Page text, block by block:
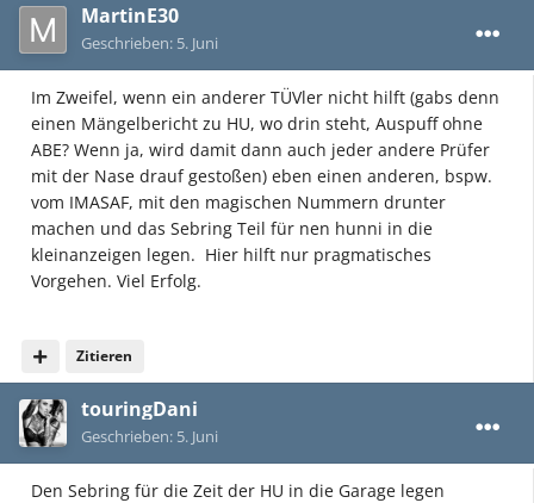
MartinE30
Geschrieben: 5. Juni
Im Zweifel, wenn ein anderer TÜVler nicht hilft (gabs denn
einen Mängelbericht zu HU, wo drin steht, Auspuff ohne
ABE? Wenn ja, wird damit dann auch jeder andere Prüfer
mit der Nase drauf gestoßen) eben einen anderen, bspw.
vom IMASAF, mit den magischen Nummern drunter
machen und das Sebring Teil für nen hunni in die
kleinanzeigen legen. Hier hilft nur pragmatisches
Vorgehen. Viel Erfolg.
Zitieren
touringDani
Geschrieben: 5. Juni
Den Sebring für die Zeit der HU in die Garage legen